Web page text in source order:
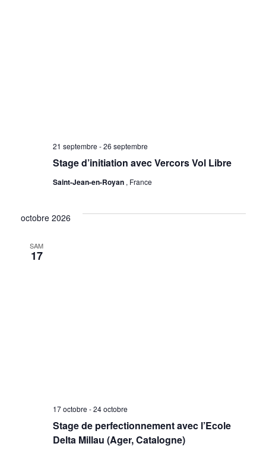
Stage d’initiation avec Vercors Vol Libre
21 septembre -26 septembre
Saint-Jean-en-Royan , France
octobre 2026
SAM
17
Stage de perfectionnement avec l’Ecole
Delta Millau (Ager, Catalogne)
17 octobre -24 octobre